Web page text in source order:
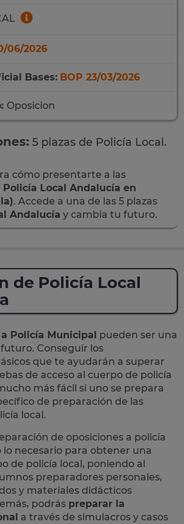
06/2026
Bases: BOP 23/03/2026
Oposicion
5 plazas de Policía Local.
cómo presentarte a las
Policía Local Andalucía en
. Accede a una de las 5 plazas
Andalucía y cambia tu futuro.
de Policía Local
Policía Municipal pueden ser una
Conseguir los
que te ayudarán a superar
de acceso al cuerpo de policía
más fácil si uno se prepara
de preparación de las
local.
de oposiciones a policía
necesario para obtener una
de policía local, poniendo al
preparadores personales,
y materiales didácticos
podrás preparar la
a través de simulacros y casos